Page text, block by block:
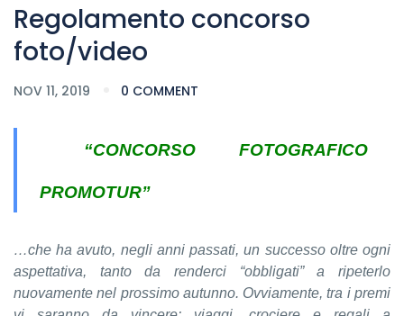
Regolamento concorso
foto/video
NOV 11, 2019 0 COMMENT
“CONCORSO FOTOGRAFICO
PROMOTUR”
…che ha avuto, negli anni passati, un successo oltre ogni
aspettativa, tanto da renderci “obbligati” a ripeterlo
nuovamente nel prossimo autunno. Ovviamente, tra i premi